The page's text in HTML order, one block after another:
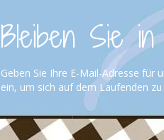
Bleiben Sie in
Geben Sie Ihre E-Mail-Adresse für
ein, um sich auf dem Laufenden